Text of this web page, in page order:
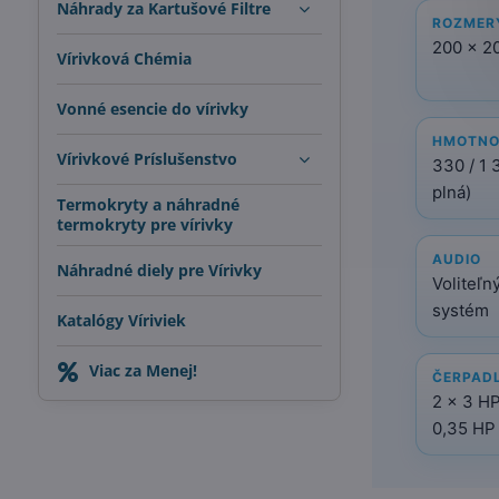
200 ×
330 / 1
plná)
AUDIO
systém
2 × 3
0,35 HP
Náhrady za Kartušové Filtre
Vírivková Chémia
Vonné esencie do vírivky
Vírivkové Príslušenstvo
Termokryty a náhradné
termokryty pre vírivky
Náhradné diely pre Vírivky
Katalógy Víriviek
Viac za Menej!